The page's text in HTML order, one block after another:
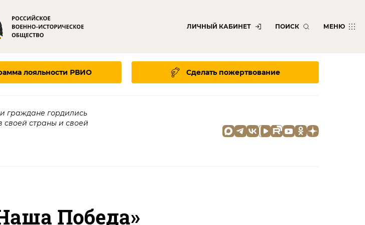
ЛИЧНЫЙ КАБИНЕТ ПОИСК МЕНЮ
лояльности РВИО Сделать пожертвование
граждане гордились
своей страны и своей
Победа»